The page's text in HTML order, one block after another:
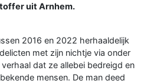
uit Arnhem.
2016 en 2022 herhaaldelijk
met zijn nichtje via onder
dat ze allebei bedreigd en
mensen. De man deed